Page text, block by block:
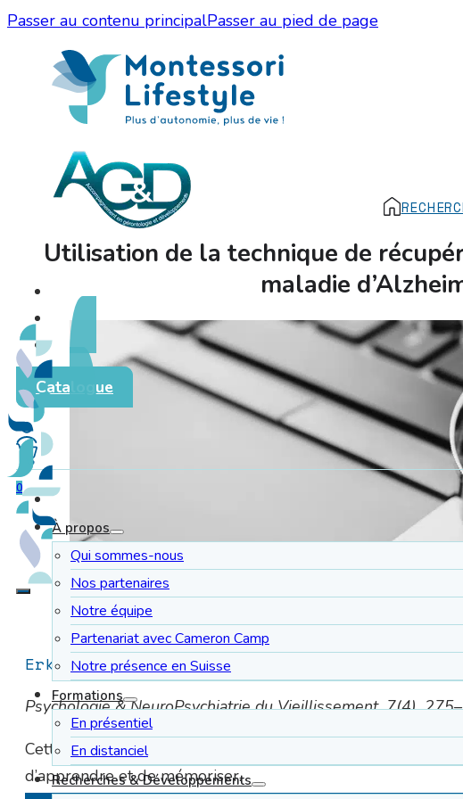
Passer au contenu principalPasser au pied de page
Catalogue
0
À propos
Qui sommes-nous
Nos partenaires
Notre équipe
Partenariat avec Cameron Camp
Notre présence en Suisse
Formations
En présentiel
En distanciel
Recherches & Développements
Utilisation de la technique de
maladie
Erkes J., Raffard S., Meulemans T. (2009)
Psychologie & NeuroPsychiatrie du Vieillissement, 7(4),
Cette synthèse présente les mécanismes et bénéfices de
d’apprendre et de mémoriser.